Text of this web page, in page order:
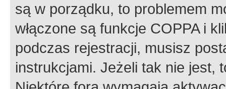
są w porządku, to problemem
włączone są funkcje COPPA i
podczas rejestracji, musisz
instrukcjami. Jeżeli tak nie jest,